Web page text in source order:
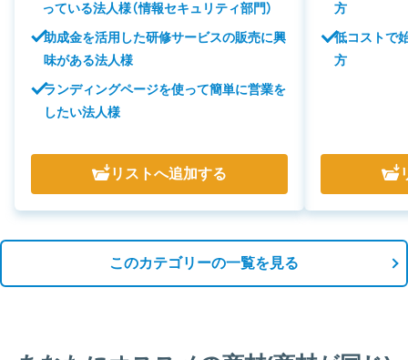
っている法人様（情報セキュリティ部門）
助成金を活用した研修サービスの販売に興
味がある法人様
ランディングページを使って簡単に営業を
したい法人様
リストへ追加する
方
低コストで
方
このカテゴリーの一覧を見る